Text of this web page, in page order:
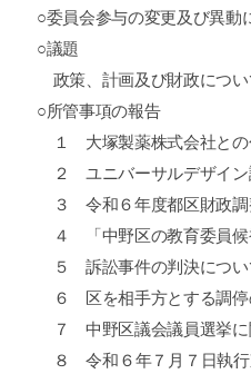
○委員会参与の変更及び異動
○議題
政策、計画及び財政につい
○所管事項の報告
１ 大塚製薬株式会社との
２ ユニバーサルデザイン
３ 令和６年度都区財政調
４ 「中野区の教育委員候
５ 訴訟事件の判決につい
６ 区を相手方とする調停
７ 中野区議会議員選挙に
８ 令和６年７月７日執行